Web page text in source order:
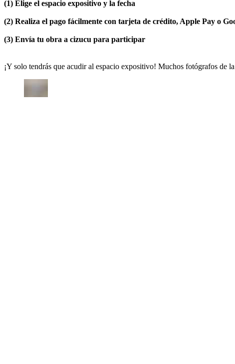
(1) Elige el espacio expositivo y la fecha
(2) Realiza el pago fácilmente con tarjeta de crédito, Apple Pay o
(3) Envía tu obra a cizucu para participar
¡Y solo tendrás que acudir al espacio expositivo! Muchos fotógrafos de